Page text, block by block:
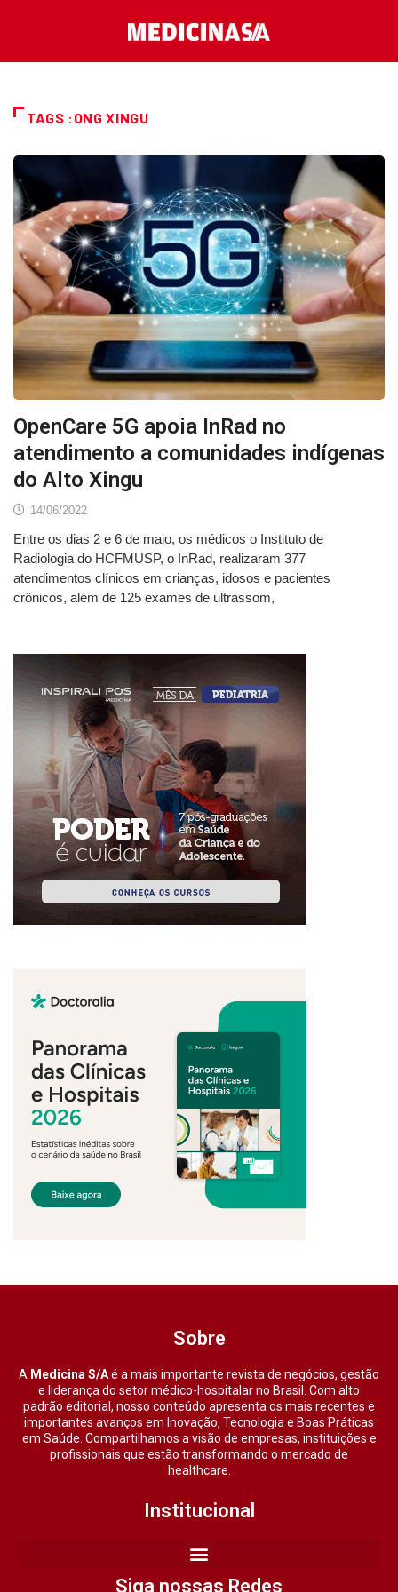
TAGS :ONG XINGU
OpenCare 5G apoia InRad no
atendimento a comunidades indígenas
do Alto Xingu
14/06/2022
Entre os dias 2 e 6 de maio, os médicos o Instituto de
Radiologia do HCFMUSP, o InRad, realizaram 377
atendimentos clínicos em crianças, idosos e pacientes
crônicos, além de 125 exames de ultrassom,
Sobre
A Medicina S/Aé a mais importante revista de negócios, gestão
e liderança do setor médico-hospitalar no Brasil. Com alto
padrão editorial, nosso conteúdo apresenta os mais recentes e
importantes avanços em Inovação, Tecnologia e Boas Práticas
em Saúde. Compartilhamos a visão de empresas, instituições e
profissionais que estão transformando o mercado de
healthcare.
Institucional
Siga nossas Redes